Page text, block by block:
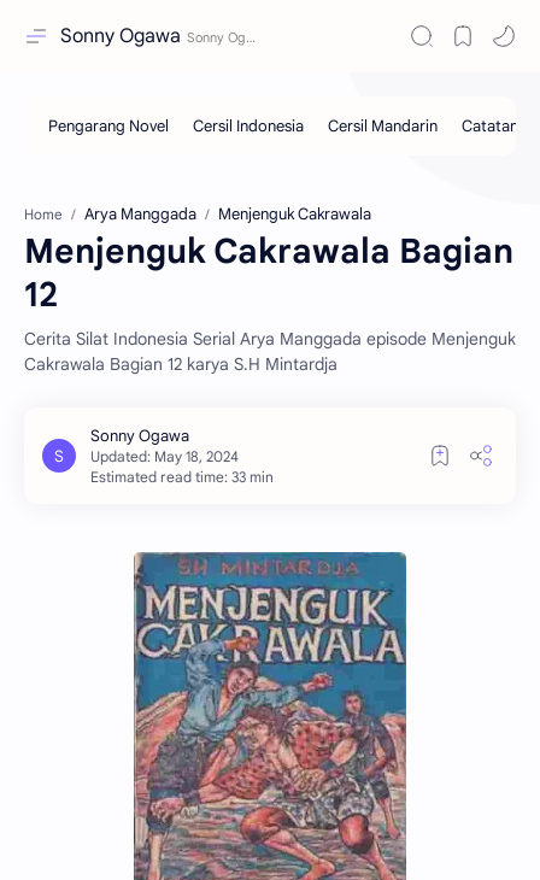
Sonny Ogawa
Home Arya Manggada Menjenguk Cakrawala
Menjenguk Cakrawala Bagian
12
Cerita Silat Indonesia Serial Arya Manggada episode Menjenguk
Cakrawala Bagian 12 karya S.H Mintardja
Estimated read time: 33 min